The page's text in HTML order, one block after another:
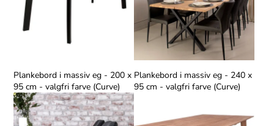
Plankebord i massiv eg - 200 x
95 cm - valgfri farve (Curve)
Plankebord i massiv eg - 240 x
95 cm - valgfri farve (Curve)